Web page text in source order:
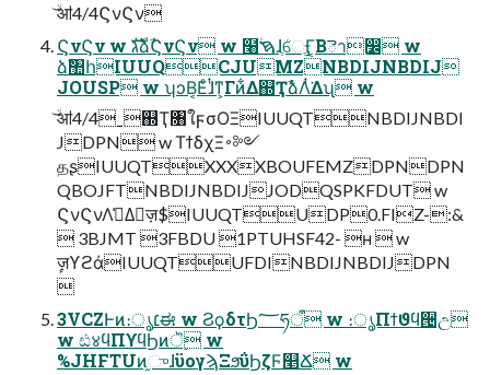
ۙ͝ॴ4/4ϚνϚν
ϚνϚν w גࣜձࣾϚνϚν w ໨ࠇ۠ɺֶܳେֶӺ͔Βెา෼ w
ձࣾ঺հIUUQCJUMZNBDIJNBDIJ
JOUSP w ʮͻΒ͔Εͨɺͭͳ͕Γͷ͋Δ஍ҬࣾձΛͭ͘Δʯ w
ۙ͝ॴ4/4ˍ஍Ҭ৘ใϝσΟΞIUUQTNBDIJNBDI
JDPN w ΤϯδχΞ࠾༻
தʂIUUQTXXXXBOUFEMZDPNDPN
QBOJFTNBDIJNBDIJJODQSPKFDUT w
ϚνϚνΛࢧ͑Δٕज़$IUUQTUDP0.FIZ-:&
 3BJMT 3FBDU 1PTUHSF42- ʜ  w
ٕज़ϒϩάIUUQTUFDINBDIJNBDIJDPN

3VCZͰͷ։ൃ׆ಈ w ϨϙδτϦ؅ཧऀ w ։ൃΠϯϑϥ੔උ
w ඪ४ϥΠϒϥϦͷॆ࣮ w
%JHFTUͷ֦ுɺϋογϡΞϧΰϦζϜ௥Ճ w